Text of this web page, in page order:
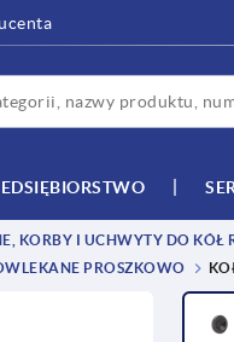
KORBY I UCHWYTY DO
PROSZKOWO